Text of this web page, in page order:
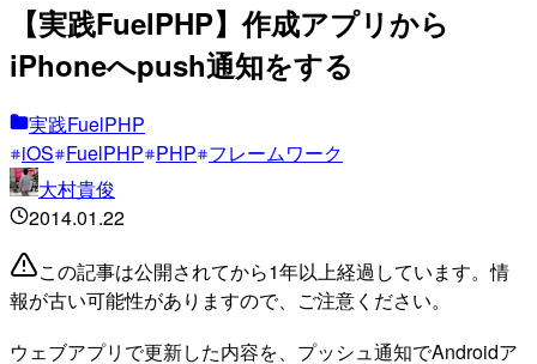
【実践FuelPHP】作成アプリから
iPhoneへpush通知をする
実践FuelPHP
iOS FuelPHP PHP フレームワーク
大村貴俊
2014.01.22
この記事は公開されてから1年以上経過しています。情
報が古い可能性がありますので、ご注意ください。
ウェブアプリで更新した内容を、プッシュ通知でAndroidア